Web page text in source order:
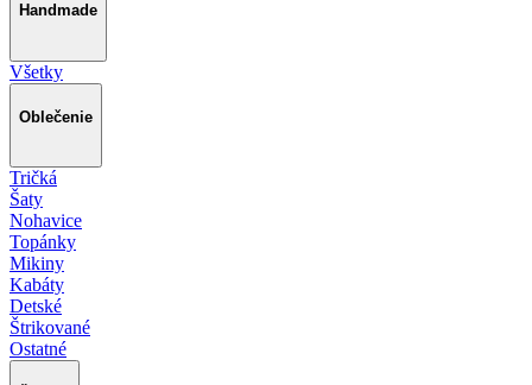
Handmade
Všetky
Oblečenie
Tričká
Šaty
Nohavice
Topánky
Mikiny
Kabáty
Detské
Štrikované
Ostatné